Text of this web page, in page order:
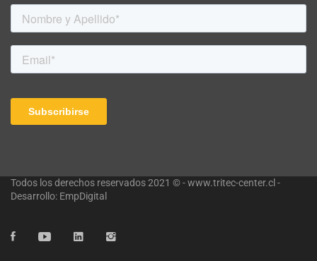
Todos los derechos reservados 2021 © - www.tritec-center.cl -
Desarrollo: EmpDigital